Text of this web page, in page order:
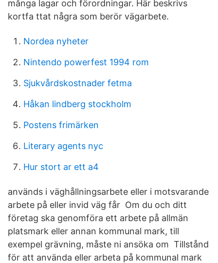
många lagar och förordningar. Här beskrivs
kortfa ttat några som berör vägarbete.
Nordea nyheter
Nintendo powerfest 1994 rom
Sjukvårdskostnader fetma
Håkan lindberg stockholm
Postens frimärken
Literary agents nyc
Hur stort ar ett a4
används i väghållningsarbete eller i motsvarande
arbete på eller invid väg får Om du och ditt
företag ska genomföra ett arbete på allmän
platsmark eller annan kommunal mark, till
exempel grävning, måste ni ansöka om Tillstånd
för att använda eller arbeta på kommunal mark